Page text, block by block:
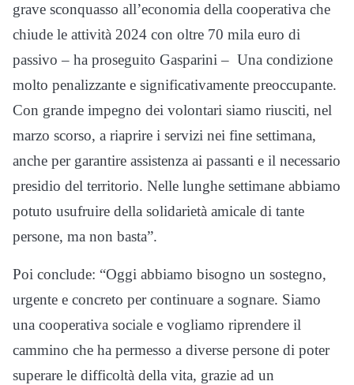
grave sconquasso all’economia della cooperativa che
chiude le attività 2024 con oltre 70 mila euro di
passivo – ha proseguito Gasparini – Una condizione
molto penalizzante e significativamente preoccupante.
Con grande impegno dei volontari siamo riusciti, nel
marzo scorso, a riaprire i servizi nei fine settimana,
anche per garantire assistenza ai passanti e il necessario
presidio del territorio. Nelle lunghe settimane abbiamo
potuto usufruire della solidarietà amicale di tante
persone, ma non basta”.
Poi conclude: “Oggi abbiamo bisogno un sostegno,
urgente e concreto per continuare a sognare. Siamo
una cooperativa sociale e vogliamo riprendere il
cammino che ha permesso a diverse persone di poter
superare le difficoltà della vita, grazie ad un